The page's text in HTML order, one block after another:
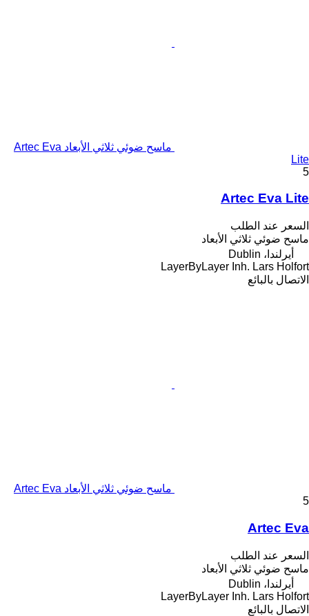
ماسح ضوئي ثلاثي الأبعاد Artec Eva
Lite
5
Artec Eva Lite
السعر عند الطلب
ماسح ضوئي ثلاثي الأبعاد
أيرلندا، Dublin
LayerByLayer Inh. Lars Holfort
الاتصال بالبائع
ماسح ضوئي ثلاثي الأبعاد Artec Eva
5
Artec Eva
السعر عند الطلب
ماسح ضوئي ثلاثي الأبعاد
أيرلندا، Dublin
LayerByLayer Inh. Lars Holfort
الاتصال بالبائع